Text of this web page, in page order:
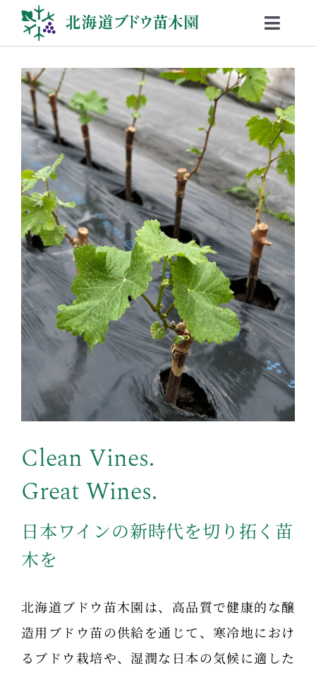
Skip
content
Toggle
事業内容
最新情報
取扱品種リスト
お問い合わせ
Clean Vines.
Great Wines.
日本ワインの新時代を切り拓く苗
木を
北海道ブドウ苗木園は、高品質で健康的な醸
造用ブドウ苗の供給を通じて、寒冷地におけ
るブドウ栽培や、湿潤な日本の気候に適した